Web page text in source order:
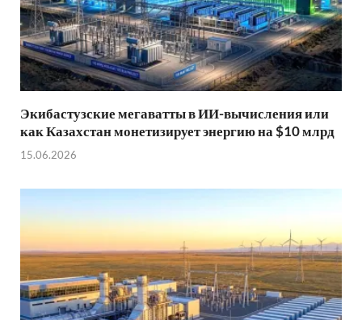
Экибастузские мегаватты в ИИ-вычисления или
как Казахстан монетизирует энергию на $10 млрд
15.06.2026